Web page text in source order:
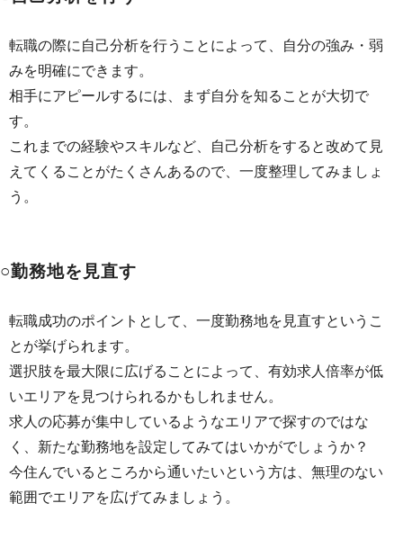
転職の際に自己分析を行うことによって、自分の強み・弱
みを明確にできます。
相手にアピールするには、まず自分を知ることが大切で
す。
これまでの経験やスキルなど、自己分析をすると改めて見
えてくることがたくさんあるので、一度整理してみましょ
う。
○勤務地を見直す
転職成功のポイントとして、一度勤務地を見直すというこ
とが挙げられます。
選択肢を最大限に広げることによって、有効求人倍率が低
いエリアを見つけられるかもしれません。
求人の応募が集中しているようなエリアで探すのではな
く、新たな勤務地を設定してみてはいかがでしょうか？
今住んでいるところから通いたいという方は、無理のない
範囲でエリアを広げてみましょう。